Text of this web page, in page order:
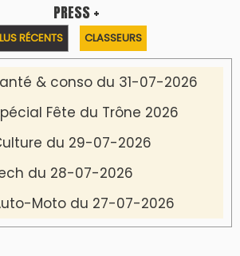
PRESS +
RÉCENTS CLASSEURS
& conso du 31-07-2026
Fête du Trône 2026
du 29-07-2026
du 28-07-2026
Moto du 27-07-2026